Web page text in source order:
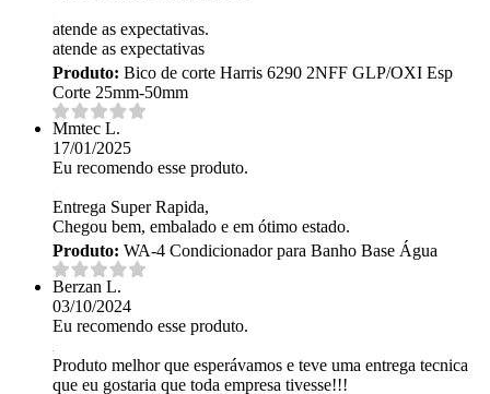
atende as expectativas.
atende as expectativas
Produto: Bico de corte Harris 6290 2NFF GLP/OXI Esp
Corte 25mm-50mm
Mmtec L.
17/01/2025
Eu recomendo esse produto.
Entrega Super Rapida,
Chegou bem, embalado e em ótimo estado.
Produto: WA-4 Condicionador para Banho Base Água
Berzan L.
03/10/2024
Eu recomendo esse produto.
Produto melhor que esperávamos e teve uma entrega tecnica
que eu gostaria que toda empresa tivesse!!!